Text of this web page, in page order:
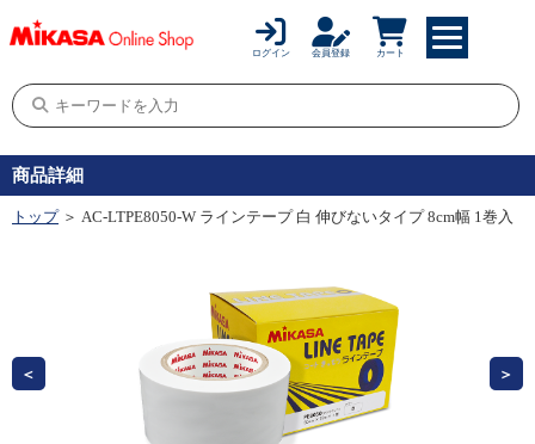
ログイン 会員登録 カート
商品詳細
トップ＞ AC-LTPE8050-W ラインテープ 白 伸びないタイプ 8cm幅 1巻入